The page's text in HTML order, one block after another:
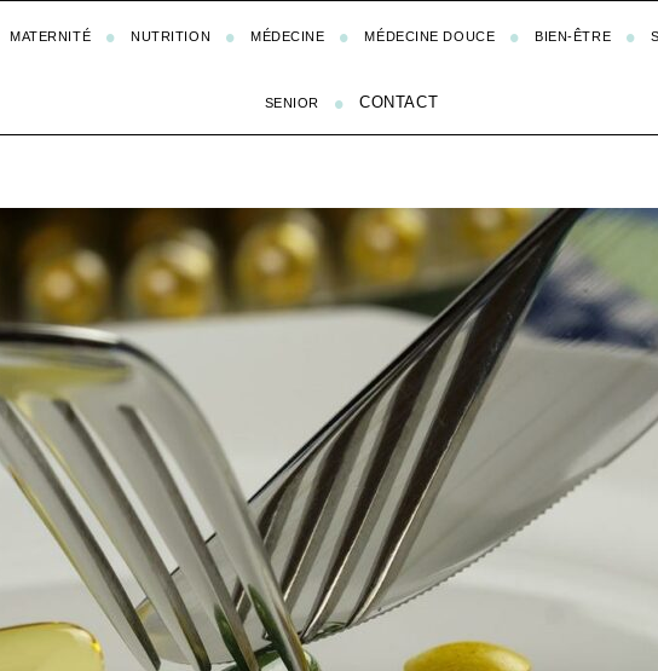
MATERNITÉ NUTRITION MÉDECINE MÉDECINE DOUCE BIEN-ÊTRE
SENIOR CONTACT